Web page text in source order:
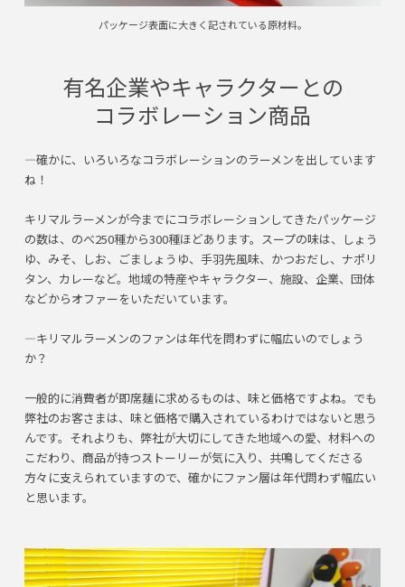
パッケージ表面に大きく記されている原材料。
有名企業やキャラクターとの
コラボレーション商品
―確かに、いろいろなコラボレーションのラーメンを出しています
ね！
キリマルラーメンが今までにコラボレーションしてきたパッケージ
の数は、のべ250種から300種ほどあります。スープの味は、しょう
ゆ、みそ、しお、ごましょうゆ、手羽先風味、かつおだし、ナポリ
タン、カレーなど。地域の特産やキャラクター、施設、企業、団体
などからオファーをいただいています。
―キリマルラーメンのファンは年代を問わずに幅広いのでしょう
か？
一般的に消費者が即席麺に求めるものは、味と価格ですよね。でも
弊社のお客さまは、味と価格で購入されているわけではないと思う
んです。それよりも、弊社が大切にしてきた地域への愛、材料への
こだわり、商品が持つストーリーが気に入り、共鳴してくださる
方々に支えられていますので、確かにファン層は年代問わず幅広い
と思います。